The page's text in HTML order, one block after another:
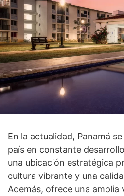
En la actualidad, Panamá
país en constante
una ubicación estratégica
cultura vibrante y una
Además, ofrece una amplia